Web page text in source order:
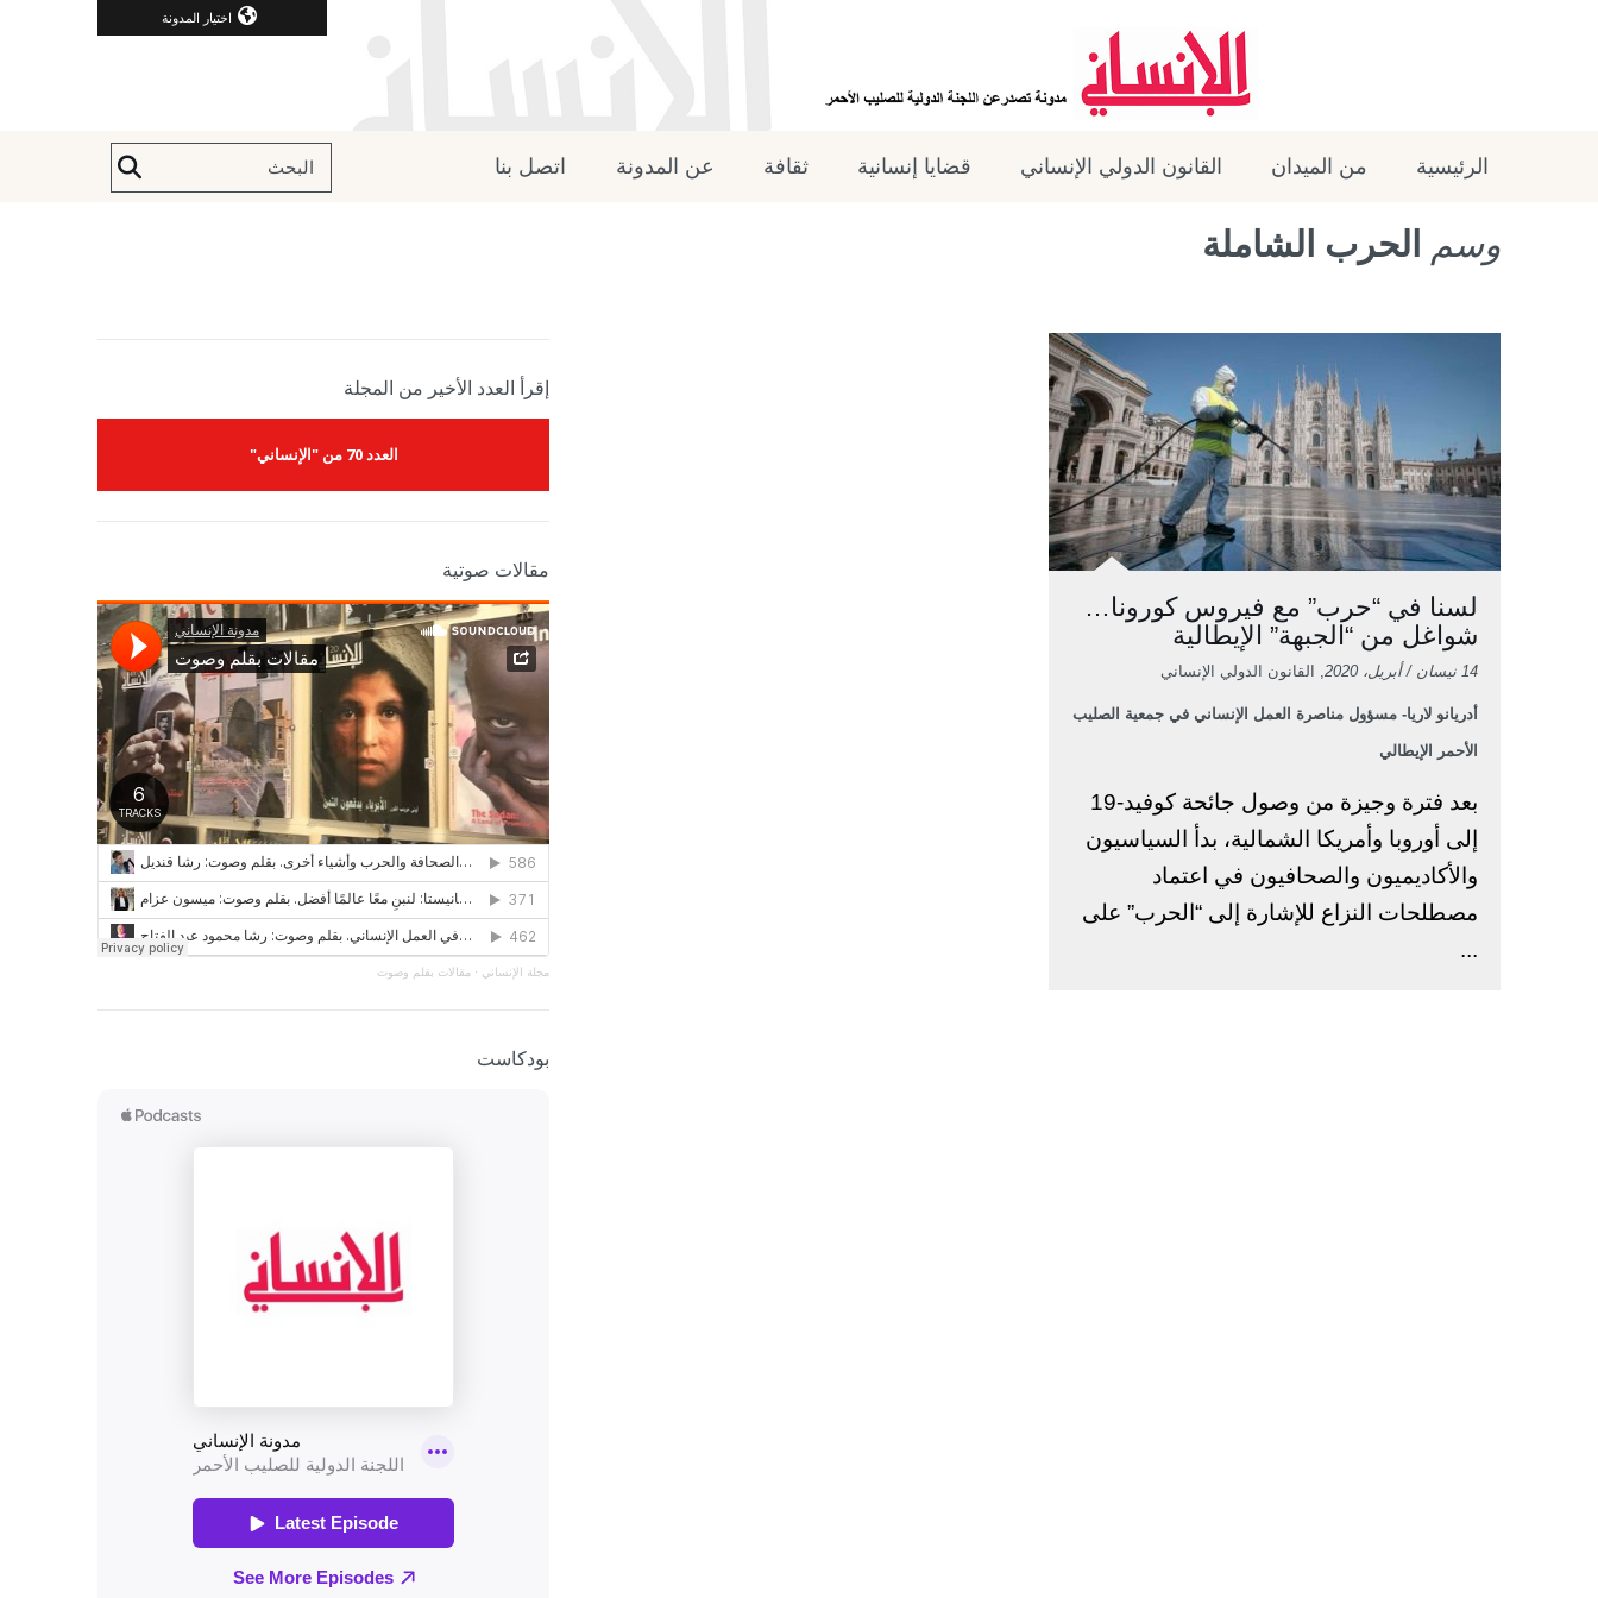
اختيار المدونة
الرئيسية من الميدان القانون الدولي الإنساني قضايا إنسانية ثقافة عن المدونة اتصل بنا
وسم الحرب الشاملة
لسنا في “حرب” مع فيروس كورونا…
شواغل من “الجبهة” الإيطالية
14 نيسان / أبريل، 2020 , القانون الدولي الإنساني
أدريانو لاريا- مسؤول مناصرة العمل الإنساني في جمعية الصليب
الأحمر الإيطالي
بعد فترة وجيزة من وصول جائحة كوفيد-19
إلى أوروبا وأمريكا الشمالية، بدأ السياسيون
والأكاديميون والصحافيون في اعتماد
مصطلحات النزاع للإشارة إلى “الحرب” على
...
إقرأ العدد الأخير من المجلة
العدد 70 من "الإنساني"
مقالات صوتية
مجلة الإنساني · مقالات بقلم وصوت
بودكاست